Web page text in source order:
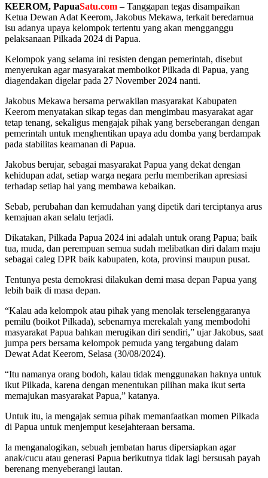
KEEROM, PapuaSatu.com – Tanggapan tegas disampaikan
Ketua Dewan Adat Keerom, Jakobus Mekawa, terkait beredarnua
isu adanya upaya kelompok tertentu yang akan mengganggu
pelaksanaan Pilkada 2024 di Papua.
Kelompok yang selama ini resisten dengan pemerintah, disebut
menyerukan agar masyarakat memboikot Pilkada di Papua, yang
diagendakan digelar pada 27 November 2024 nanti.
Jakobus Mekawa bersama perwakilan masyarakat Kabupaten
Keerom menyatakan sikap tegas dan mengimbau masyarakat agar
tetap tenang, sekaligus mengajak pihak yang berseberangan dengan
pemerintah untuk menghentikan upaya adu domba yang berdampak
pada stabilitas keamanan di Papua.
Jakobus berujar, sebagai masyarakat Papua yang dekat dengan
kehidupan adat, setiap warga negara perlu memberikan apresiasi
terhadap setiap hal yang membawa kebaikan.
Sebab, perubahan dan kemudahan yang dipetik dari terciptanya arus
kemajuan akan selalu terjadi.
Dikatakan, Pilkada Papua 2024 ini adalah untuk orang Papua; baik
tua, muda, dan perempuan semua sudah melibatkan diri dalam maju
sebagai caleg DPR baik kabupaten, kota, provinsi maupun pusat.
Tentunya pesta demokrasi dilakukan demi masa depan Papua yang
lebih baik di masa depan.
“Kalau ada kelompok atau pihak yang menolak terselenggaranya
pemilu (boikot Pilkada), sebenarnya merekalah yang membodohi
masyarakat Papua bahkan merugikan diri sendiri,” ujar Jakobus, saat
jumpa pers bersama kelompok pemuda yang tergabung dalam
Dewat Adat Keerom, Selasa (30/08/2024).
“Itu namanya orang bodoh, kalau tidak menggunakan haknya untuk
ikut Pilkada, karena dengan menentukan pilihan maka ikut serta
memajukan masyarakat Papua,” katanya.
Untuk itu, ia mengajak semua pihak memanfaatkan momen Pilkada
di Papua untuk menjemput kesejahteraan bersama.
Ia menganalogikan, sebuah jembatan harus dipersiapkan agar
anak/cucu atau generasi Papua berikutnya tidak lagi bersusah payah
berenang menyeberangi lautan.